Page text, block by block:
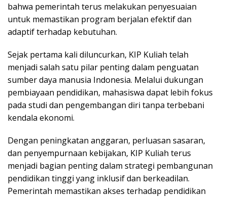
bahwa pemerintah terus melakukan penyesuaian
untuk memastikan program berjalan efektif dan
adaptif terhadap kebutuhan.
Sejak pertama kali diluncurkan, KIP Kuliah telah
menjadi salah satu pilar penting dalam penguatan
sumber daya manusia Indonesia. Melalui dukungan
pembiayaan pendidikan, mahasiswa dapat lebih fokus
pada studi dan pengembangan diri tanpa terbebani
kendala ekonomi.
Dengan peningkatan anggaran, perluasan sasaran,
dan penyempurnaan kebijakan, KIP Kuliah terus
menjadi bagian penting dalam strategi pembangunan
pendidikan tinggi yang inklusif dan berkeadilan.
Pemerintah memastikan akses terhadap pendidikan